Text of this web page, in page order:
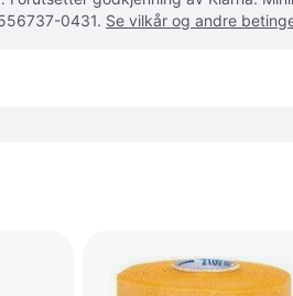
0431. Se vilkår og andre